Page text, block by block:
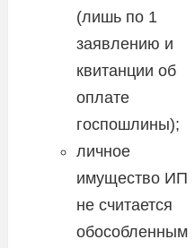
(лишь по 1
заявлению и
квитанции об
оплате
госпошлины);
личное
имущество ИП
не считается
обособленным